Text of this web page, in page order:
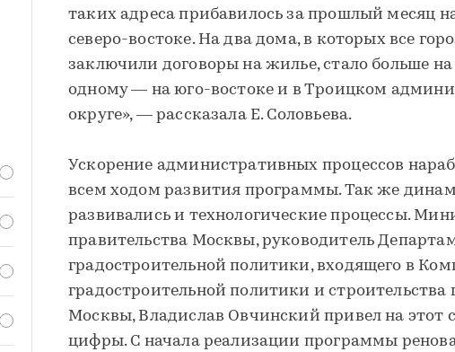
таких адреса прибавилось за прошлый месяц
северо-востоке. На два дома, в которых все
заключили договоры на жилье, стало больше на
одному — на юго-востоке и в Троицком
округе», — рассказала Е. Соловьева.
Ускорение административных процессов
всем ходом развития программы. Так же
развивались и технологические процессы.
правительства Москвы, руководитель
градостроительной политики, входящего в
градостроительной политики и строительства
Москвы, Владислав Овчинский привел на этот
цифры. С начала реализации программы